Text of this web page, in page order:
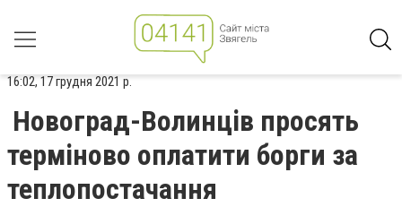
16:02, 17 грудня 2021 р.
Новоград-Волинців просять
терміново оплатити борги за
теплопостачання